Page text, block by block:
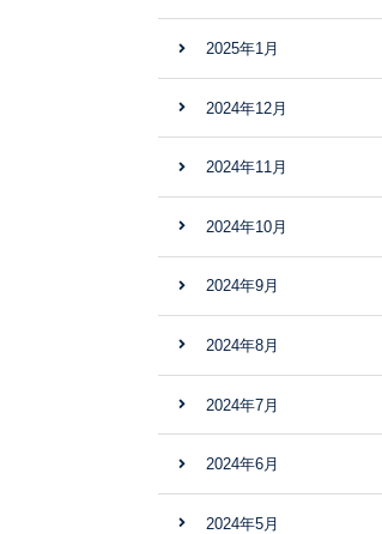
2025年1月
2024年12月
2024年11月
2024年10月
2024年9月
2024年8月
2024年7月
2024年6月
2024年5月